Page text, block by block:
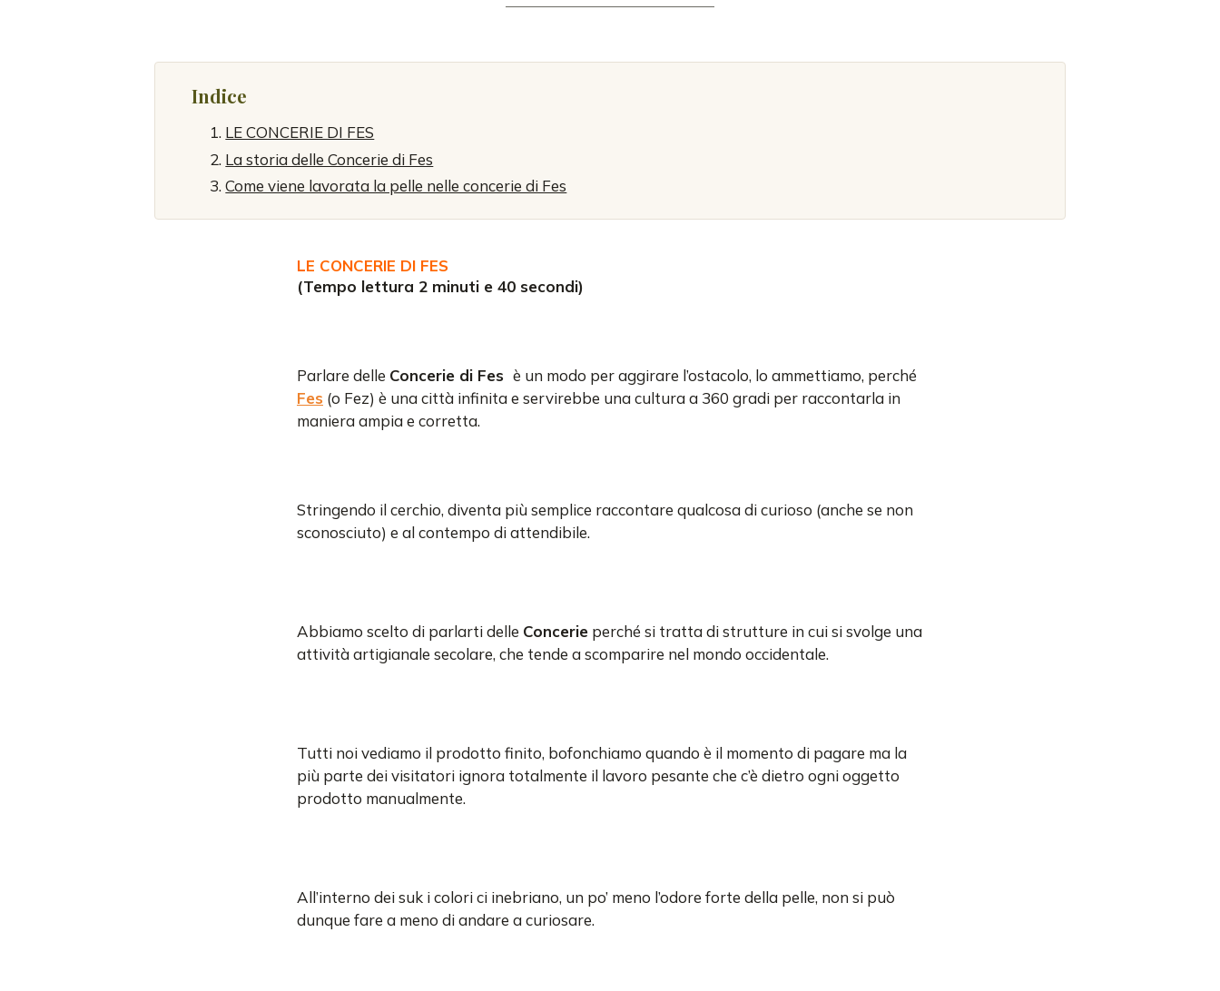
Indice
LE CONCERIE DI FES
La storia delle Concerie di Fes
Come viene lavorata la pelle nelle concerie di Fes
LE CONCERIE DI FES
(Tempo lettura 2 minuti e 40 secondi)
Parlare delle Concerie di Fes è un modo per aggirare l’ostacolo, lo ammettiamo, perché
Fes (o Fez) è una città infinita e servirebbe una cultura a 360 gradi per raccontarla in
maniera ampia e corretta.
Stringendo il cerchio, diventa più semplice raccontare qualcosa di curioso (anche se non
sconosciuto) e al contempo di attendibile.
Abbiamo scelto di parlarti delle Concerieperché si tratta di strutture in cui si svolge una
attività artigianale secolare, che tende a scomparire nel mondo occidentale.
Tutti noi vediamo il prodotto finito, bofonchiamo quando è il momento di pagare ma la
più parte dei visitatori ignora totalmente il lavoro pesante che c’è dietro ogni oggetto
prodotto manualmente.
All’interno dei suk i colori ci inebriano, un po’ meno l’odore forte della pelle, non si può
dunque fare a meno di andare a curiosare.